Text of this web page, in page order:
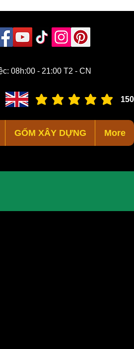
08h:00 - 21:00 T2 - CN
GỐM XÂY DỰNG More
150
đánh giá trung bình là 3 /